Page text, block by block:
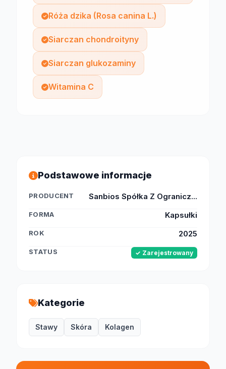
Róża dzika (Rosa canina L.)
Siarczan chondroityny
Siarczan glukozaminy
Witamina C
Podstawowe informacje
PRODUCENT Sanbios Spółka Z Ogranicz...
FORMA Kapsułki
ROK 2025
STATUS ✓ Zarejestrowany
Kategorie
Stawy Skóra Kolagen